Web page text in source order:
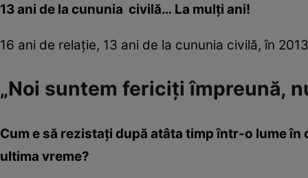
13 ani de la cununia civilă… La mulți ani!
16 ani de relație, 13 ani de la cununia civilă, în
„Noi suntem fericiți împreună,
Cum e să rezistați după atâta timp într-o lume
ultima vreme?